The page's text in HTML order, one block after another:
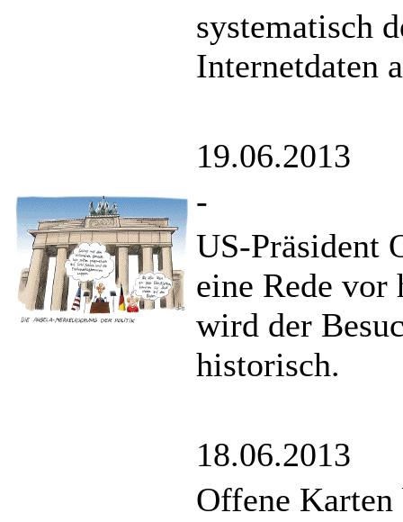
systematisch
Internetdaten
19.06.2013
-
US-Präsident
eine Rede
wird der
historisch.
18.06.2013
Offene